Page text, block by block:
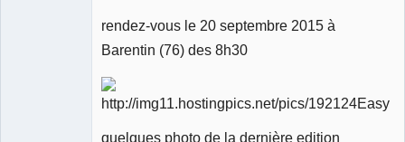
rendez-vous le 20 septembre 2015 à
Barentin (76) des 8h30
quelques photo de la dernière edition